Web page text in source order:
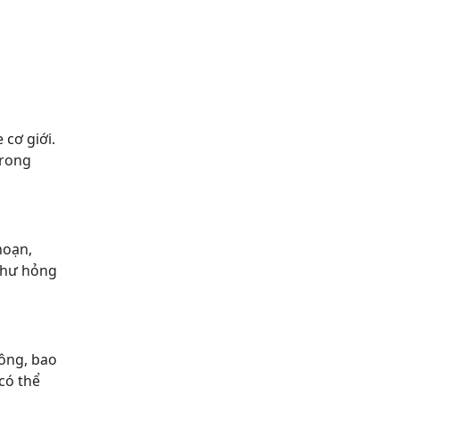
cơ giới.
hỏng
bao
thể